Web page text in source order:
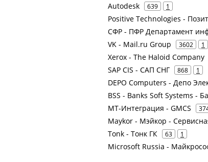
Autodesk 639 1
Positive Technologies -
СФР - ПФР Департамент
VK - Mail.ru Group 3602 1
Xerox - The Haloid Company
SAP CIS - САП СНГ 868 1
DEPO Computers - Депо
BSS - Banks Soft Systems -
МТ-Интеграция - GMCS
Maykor - Мэйкор -
Tonk - Тонк ГК 63 1
Microsoft Russia -